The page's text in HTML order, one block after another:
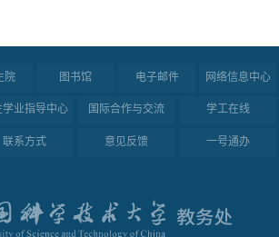
院 图书馆 电子邮件 网络信息中心
学业指导中心 国际合作与交流 学工在线
联系方式 意见反馈 一号通办